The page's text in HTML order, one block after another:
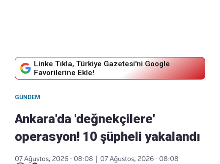
Linke Tıkla, Türkiye Gazetesi'ni Google
Favorilerine Ekle!
GÜNDEM
Ankara'da 'değnekçilere'
operasyon! 10 şüpheli yakalandı
07 Ağustos, 2026 - 08:08 07 Ağustos, 2026 - 08:08